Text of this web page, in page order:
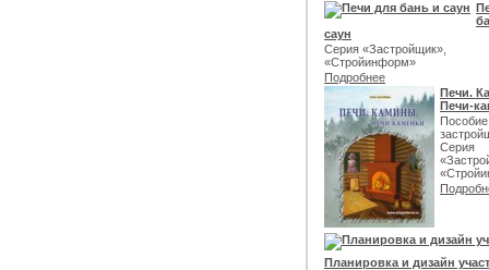
саун
Серия «Застройщик»,
«Стройинформ»
Подробнее
Печи.
Печи-
Серия
Планировка и дизайн